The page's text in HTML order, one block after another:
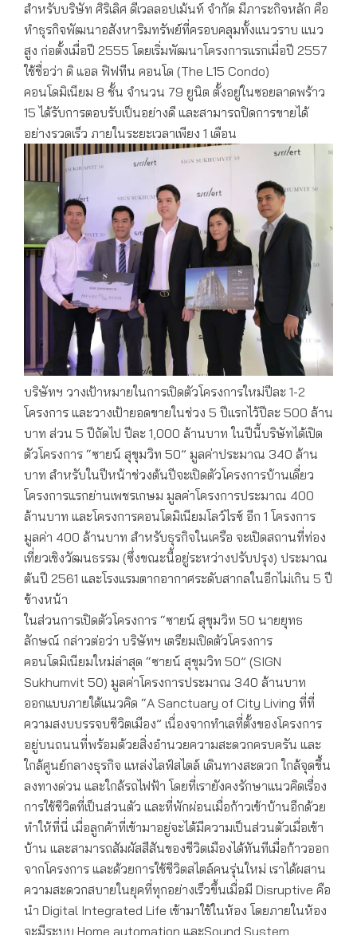
สำหรับบริษัท ศิริเลิศ ดีเวลลอปเม้นท์ จำกัด มีภาระกิจหลัก คือ
ทำธุรกิจพัฒนาอสังหาริมทรัพย์ที่ครอบคลุมทั้งแนวราบ แนว
สูง ก่อตั้งเมื่อปี 2555 โดยเริ่มพัฒนาโครงการแรกเมื่อปี 2557
ใช้ชื่อว่า ดิ แอล ฟิฟทีน คอนโด (The L15 Condo)
คอนโดมิเนียม 8 ชั้น จำนวน 79 ยูนิต ตั้งอยู่ในซอยลาดพร้าว
15 ได้รับการตอบรับเป็นอย่างดี และสามารถปิดการขายได้
อย่างรวดเร็ว ภายในระยะเวลาเพียง 1 เดือน
บริษัทฯ วางเป้าหมายในการเปิดตัวโครงการใหม่ปีละ 1-2
โครงการ และวางเป้ายอดขายในช่วง 5 ปีแรกไว้ปีละ 500 ล้าน
บาท ส่วน 5 ปีถัดไป ปีละ 1,000 ล้านบาท ในปีนี้บริษัทได้เปิด
ตัวโครงการ “ซายน์ สุขุมวิท 50” มูลค่าประมาณ 340 ล้าน
บาท สำหรับในปีหน้าช่วงต้นปีจะเปิดตัวโครงการบ้านเดี่ยว
โครงการแรกย่านเพชรเกษม มูลค่าโครงการประมาณ 400
ล้านบาท และโครงการคอนโดมิเนียมโลว์ไรซ์ อีก 1 โครงการ
มูลค่า 400 ล้านบาท สำหรับธุรกิจในเครือ จะเปิดสถานที่ท่อง
เที่ยวเชิงวัฒนธรรม (ซึ่งขณะนี้อยู่ระหว่างปรับปรุง) ประมาณ
ต้นปี 2561 และโรงแรมตากอากาศระดับสากลในอีกไม่เกิน 5 ปี
ข้างหน้า
ในส่วนการเปิดตัวโครงการ “ซายน์ สุขุมวิท 50 นายยุทธ
ลักษณ์ กล่าวต่อว่า บริษัทฯ เตรียมเปิดตัวโครงการ
คอนโดมิเนียมใหม่ล่าสุด “ซายน์ สุขุมวิท 50” (SIGN
Sukhumvit 50) มูลค่าโครงการประมาณ 340 ล้านบาท
ออกแบบภายใต้แนวคิด “A Sanctuary of City Living ที่ที่
ความสงบบรรจบชีวิตเมือง” เนื่องจากทำเลที่ตั้งของโครงการ
อยู่บนถนนที่พร้อมด้วยสิ่งอำนวยความสะดวกครบครัน และ
ใกล้ศูนย์กลางธุรกิจ แหล่งไลฟ์สไตล์ เดินทางสะดวก ใกล้จุดขึ้น
ลงทางด่วน และใกล้รถไฟฟ้า โดยที่เรายังคงรักษาแนวคิดเรื่อง
การใช้ชีวิตที่เป็นส่วนตัว และที่พักผ่อนเมื่อก้าวเข้าบ้านอีกด้วย
ทำให้ที่นี่ เมื่อลูกค้าที่เข้ามาอยู่จะได้มีความเป็นส่วนตัวเมื่อเข้า
บ้าน และสามารถสัมผัสสีสันของชีวิตเมืองได้ทันทีเมื่อก้าวออก
จากโครงการ และด้วยการใช้ชีวิตสไตล์คนรุ่นใหม่ เราได้ผสาน
ความสะดวกสบายในยุคที่ทุกอย่างเร็วขึ้นเมื่อมี Disruptive คือ
นำ Digital Integrated Life เข้ามาใช้ในห้อง โดยภายในห้อง
จะมีระบบ Home automation และSound System